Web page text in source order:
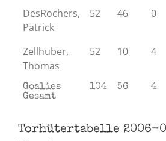
DesRochers,
Patrick
52 46 0
Zellhuber,
Thomas
52 10 4
Goalies
Gesamt
104 56 4
Torhütertabelle 2006-